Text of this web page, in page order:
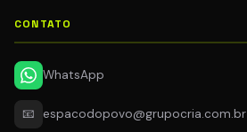
CONTATO
WhatsApp
📧 espacodopovo@grupocria.com.br